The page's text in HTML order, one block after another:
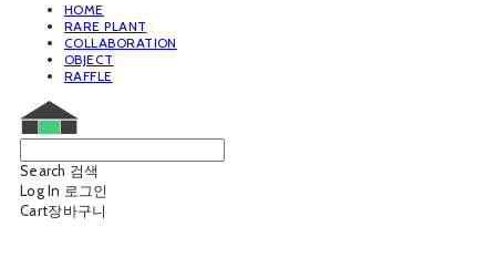
HOME
RARE PLANT
COLLABORATION
OBJECT
RAFFLE
Search 검색
Log In 로그인
Cart장바구니